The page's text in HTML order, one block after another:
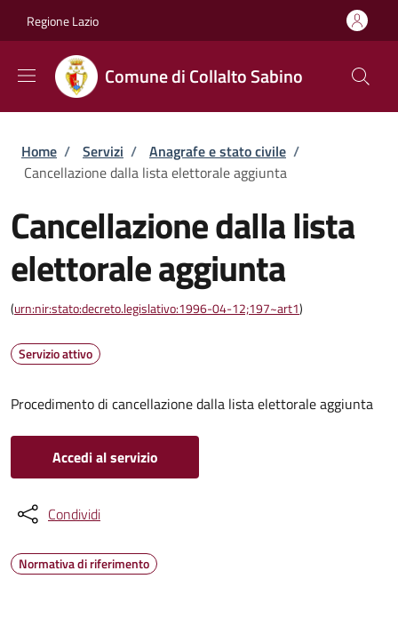
Regione Lazio
Comune di Collalto Sabino
Briciole di pane
Home / Servizi / Anagrafe e stato civile /
Cancellazione dalla lista elettorale aggiunta
Cancellazione dalla lista
elettorale aggiunta
(urn:nir:stato:decreto.legislativo:1996-04-12;197~art1)
Servizio attivo
Procedimento di cancellazione dalla lista elettorale aggiunta
Accedi al servizio
Condividi
Normativa di riferimento